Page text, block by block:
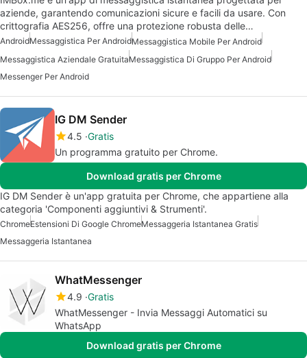
aziende, garantendo comunicazioni sicure e facili da usare. Con
crittografia AES256, offre una protezione robusta delle…
AndroidMessaggistica Per AndroidMessaggistica Mobile Per Android
Messaggistica Aziendale GratuitaMessaggistica Di Gruppo Per Android
Messenger Per Android
IG DM Sender
4.5 Gratis
Un programma gratuito per Chrome.
Download gratis per Chrome
IG DM Sender è un'app gratuita per Chrome, che appartiene alla
categoria 'Componenti aggiuntivi & Strumenti'.
ChromeEstensioni Di Google ChromeMessaggeria Istantanea Gratis
Messaggeria Istantanea
WhatMessenger
4.9 Gratis
WhatMessenger - Invia Messaggi Automatici su
WhatsApp
Download gratis per Chrome